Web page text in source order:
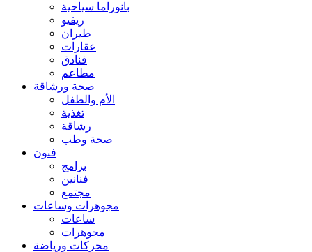
بانوراما سياحية
ريفيو
طيران
عقارات
فنادق
مطاعم
صحة ورشاقة
الأم والطفل
تغذية
رشاقة
صحة وطب
فنون
برامج
فنانين
مجتمع
مجوهرات وساعات
ساعات
مجوهرات
محركات ورياضة